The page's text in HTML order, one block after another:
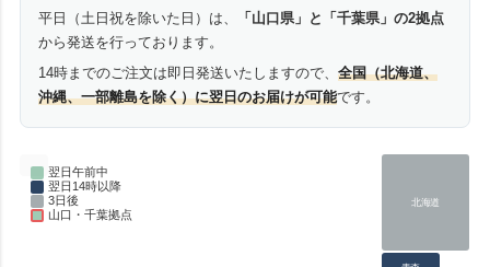
平日（土日祝を除いた日）は、
「山口県」と「千葉県」の2拠点
から発送を行っております。
14時までのご注文は即日発送いたしますので、全国（北海道、
沖縄、一部離島を除く）に翌日のお届けが可能です。
翌日午前中
翌日14時以降
3日後
山口・千葉拠点
北海道